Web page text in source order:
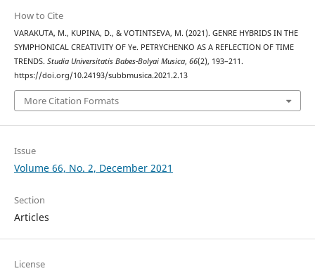
How to Cite
VARAKUTA, M., KUPINA, D., & VOTINTSEVA, M. (2021). GENRE HYBRIDS IN THE
SYMPHONICAL CREATIVITY OF Ye. PETRYCHENKO AS A REFLECTION OF TIME
TRENDS. Studia Universitatis Babes-Bolyai Musica, 66(2), 193–211.
https://doi.org/10.24193/subbmusica.2021.2.13
More Citation Formats
Issue
Volume 66, No. 2, December 2021
Section
Articles
License